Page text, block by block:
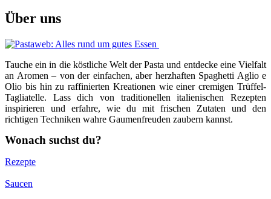
Über uns
Tauche ein in die köstliche Welt der Pasta und entdecke eine Vielfalt
an Aromen – von der einfachen, aber herzhaften Spaghetti Aglio e
Olio bis hin zu raffinierten Kreationen wie einer cremigen Trüffel-
Tagliatelle. Lass dich von traditionellen italienischen Rezepten
inspirieren und erfahre, wie du mit frischen Zutaten und den
richtigen Techniken wahre Gaumenfreuden zaubern kannst.
Wonach suchst du?
Rezepte
Saucen